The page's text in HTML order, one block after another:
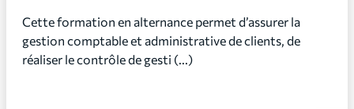
Cette formation en alternance permet d’assurer la
gestion comptable et administrative de clients, de
réaliser le contrôle de gesti (...)